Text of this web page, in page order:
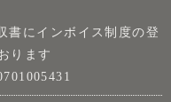
書にインボイス制度の登
ります